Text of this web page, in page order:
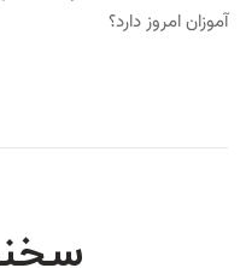
آموزان امروز دارد؟